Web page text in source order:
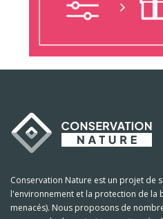
Conservation Nature est un projet de
l'environnement et la protection de la
menacés). Nous proposons de